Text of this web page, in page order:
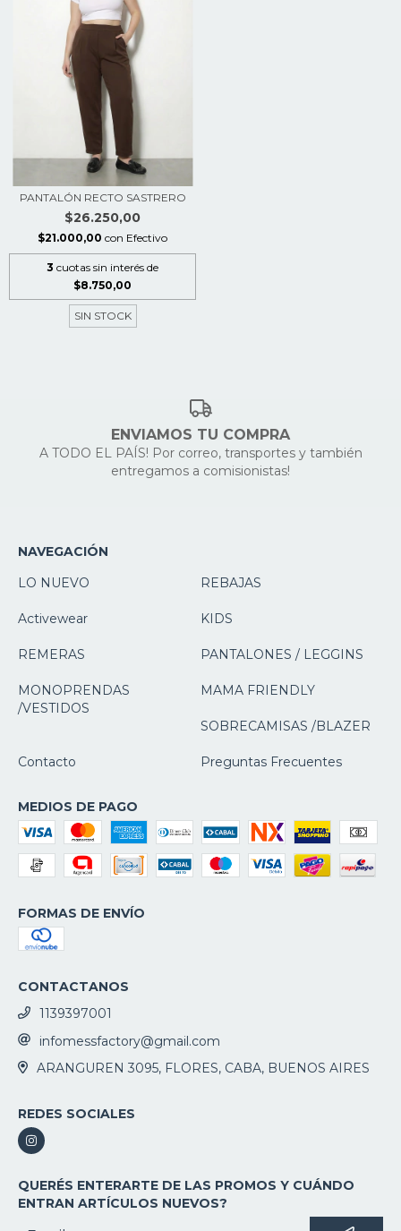
PANTALÓN RECTO SASTRERO
$26.250,00
$21.000,00 con Efectivo
3 cuotas sin interés de
$8.750,00
SIN STOCK
ENVIAMOS TU COMPRA
A TODO EL PAÍS! Por correo, transportes y también
entregamos a comisionistas!
NAVEGACIÓN
LO NUEVO
REBAJAS
Activewear KIDS
REMERAS PANTALONES / LEGGINS
MONOPRENDAS
/VESTIDOS
MAMA FRIENDLY
SOBRECAMISAS /BLAZER
Contacto Preguntas Frecuentes
MEDIOS DE PAGO
FORMAS DE ENVÍO
CONTACTANOS
1139397001
infomessfactory@gmail.com
ARANGUREN 3095, FLORES, CABA, BUENOS AIRES
REDES SOCIALES
QUERÉS ENTERARTE DE LAS PROMOS Y CUÁNDO
ENTRAN ARTÍCULOS NUEVOS?